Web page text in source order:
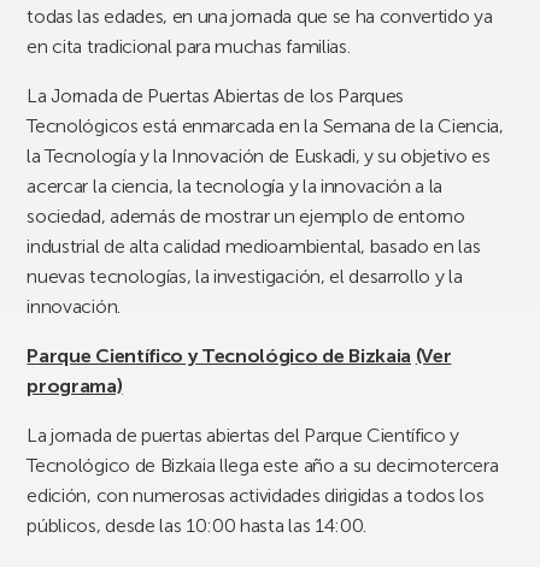
todas las edades, en una jornada que se ha convertido ya
en cita tradicional para muchas familias.
La Jornada de Puertas Abiertas de los Parques
Tecnológicos está enmarcada en la Semana de la Ciencia,
la Tecnología y la Innovación de Euskadi, y su objetivo es
acercar la ciencia, la tecnología y la innovación a la
sociedad, además de mostrar un ejemplo de entorno
industrial de alta calidad medioambiental, basado en las
nuevas tecnologías, la investigación, el desarrollo y la
innovación.
Parque Científico y Tecnológico de Bizkaia (Ver
programa)
La jornada de puertas abiertas del Parque Científico y
Tecnológico de Bizkaia llega este año a su decimotercera
edición, con numerosas actividades dirigidas a todos los
públicos, desde las 10:00 hasta las 14:00.